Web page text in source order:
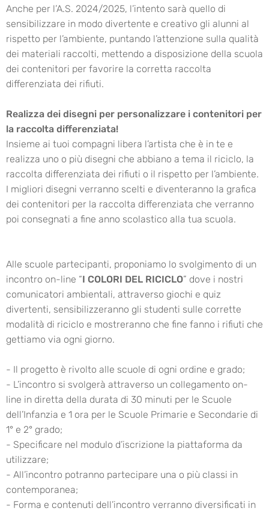
Anche per l’A.S. 2024/2025, l’intento sarà quello di
sensibilizzare in modo divertente e creativo gli alunni al
rispetto per l’ambiente, puntando l’attenzione sulla qualità
dei materiali raccolti, mettendo a disposizione della scuola
dei contenitori per favorire la corretta raccolta
differenziata dei rifiuti.
Realizza dei disegni per personalizzare i contenitori per
la raccolta differenziata!
Insieme ai tuoi compagni libera l’artista che è in te e
realizza uno o più disegni che abbiano a tema il riciclo, la
raccolta differenziata dei rifiuti o il rispetto per l’ambiente.
I migliori disegni verranno scelti e diventeranno la grafica
dei contenitori per la raccolta differenziata che verranno
poi consegnati a fine anno scolastico alla tua scuola.
Alle scuole partecipanti, proponiamo lo svolgimento di un
incontro on-line “I COLORI DEL RICICLO” dove i nostri
comunicatori ambientali, attraverso giochi e quiz
divertenti, sensibilizzeranno gli studenti sulle corrette
modalità di riciclo e mostreranno che fine fanno i rifiuti che
gettiamo via ogni giorno.
- Il progetto è rivolto alle scuole di ogni ordine e grado;
- L’incontro si svolgerà attraverso un collegamento on-
line in diretta della durata di 30 minuti per le Scuole
dell’Infanzia e 1 ora per le Scuole Primarie e Secondarie di
1° e 2° grado;
- Specificare nel modulo d’iscrizione la piattaforma da
utilizzare;
- All’incontro potranno partecipare una o più classi in
contemporanea;
- Forma e contenuti dell’incontro verranno diversificati in